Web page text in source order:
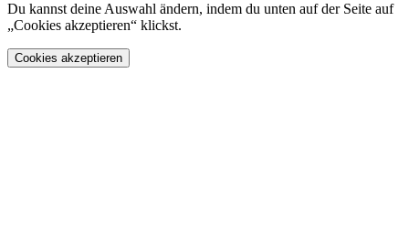
Du kannst deine Auswahl ändern, indem du unten auf der Seite auf
„Cookies akzeptieren“ klickst.
Cookies akzeptieren